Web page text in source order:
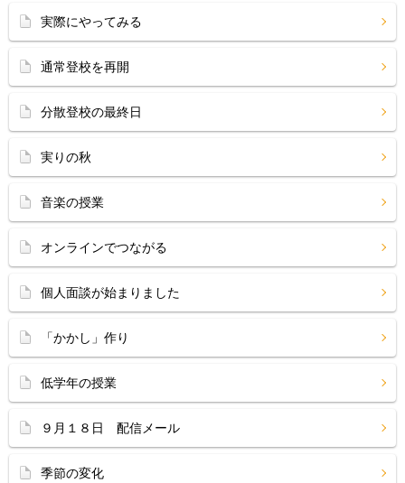
実際にやってみる
通常登校を再開
分散登校の最終日
実りの秋
音楽の授業
オンラインでつながる
個人面談が始まりました
「かかし」作り
低学年の授業
９月１８日 配信メール
季節の変化